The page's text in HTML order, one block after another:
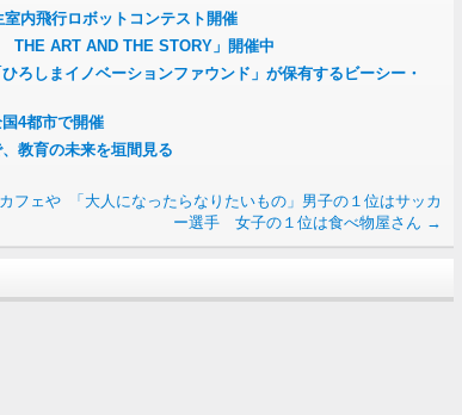
室内飛行ロボットコンテスト開催
ART AND THE STORY」開催中
しまイノベーションファウンド」が保有するビーシー・
4都市で開催
教育の未来を垣間見る
フェや
「大人になったらなりたいもの」男子の１位はサッカ
ー選手 女子の１位は食べ物屋さん →